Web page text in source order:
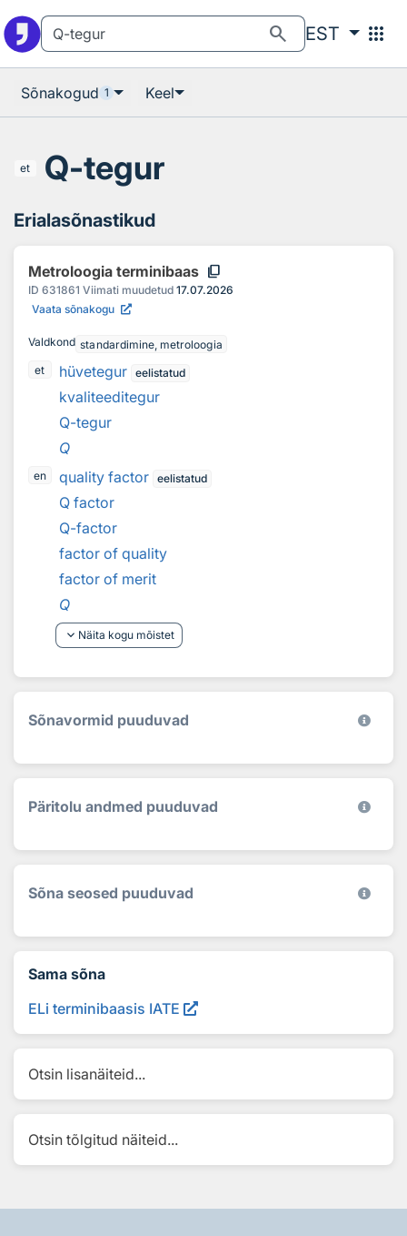
search EST apps
Sõnakogud 1 Keel
et Q-tegur
Erialasõnastikud
Metroloogia terminibaas content_copy
ID 631861 Viimati muudetud 17.07.2026
Vaata sõnakogu
Valdkond standardimine, metroloogia
et
hüvetegur eelistatud
kvaliteeditegur
Q-tegur
Q
en quality factor eelistatud
Q factor
Q-factor
factor of quality
factor of merit
Q
keyboard_arrow_down Näita kogu mõistet
Sõnavormid puuduvad
Päritolu andmed puuduvad
Sõna seosed puuduvad
Sama sõna
ELi terminibaasis IATE
Otsin lisanäiteid...
Otsin tõlgitud näiteid...